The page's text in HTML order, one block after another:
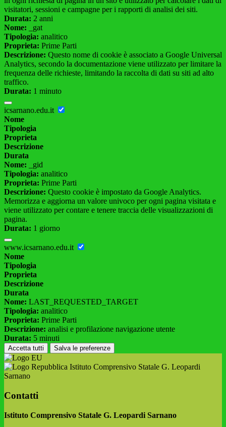
visitatori, sessioni e campagne per i rapporti di analisi dei siti.
Durata: 2 anni
Nome: _gat
Tipologia: analitico
Proprieta: Prime Parti
Descrizione: Questo nome di cookie è associato a Google Universal
Analytics, secondo la documentazione viene utilizzato per limitare la
frequenza delle richieste, limitando la raccolta di dati su siti ad alto
traffico.
Durata: 1 minuto
icsarnano.edu.it
Nome
Tipologia
Proprieta
Descrizione
Durata
Nome: _gid
Tipologia: analitico
Proprieta: Prime Parti
Descrizione: Questo cookie è impostato da Google Analytics.
Memorizza e aggiorna un valore univoco per ogni pagina visitata e
viene utilizzato per contare e tenere traccia delle visualizzazioni di
pagina.
Durata: 1 giorno
www.icsarnano.edu.it
Nome
Tipologia
Proprieta
Descrizione
Durata
Nome: LAST_REQUESTED_TARGET
Tipologia: analitico
Proprieta: Prime Parti
Descrizione: analisi e profilazione navigazione utente
Durata: 5 minuti
Accetta tutti Salva le preferenze
Istituto Comprensivo Statale G. Leopardi
Sarnano
Contatti
Istituto Comprensivo Statale G. Leopardi Sarnano